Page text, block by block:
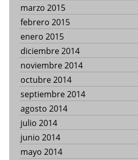
marzo 2015
febrero 2015
enero 2015
diciembre 2014
noviembre 2014
octubre 2014
septiembre 2014
agosto 2014
julio 2014
junio 2014
mayo 2014